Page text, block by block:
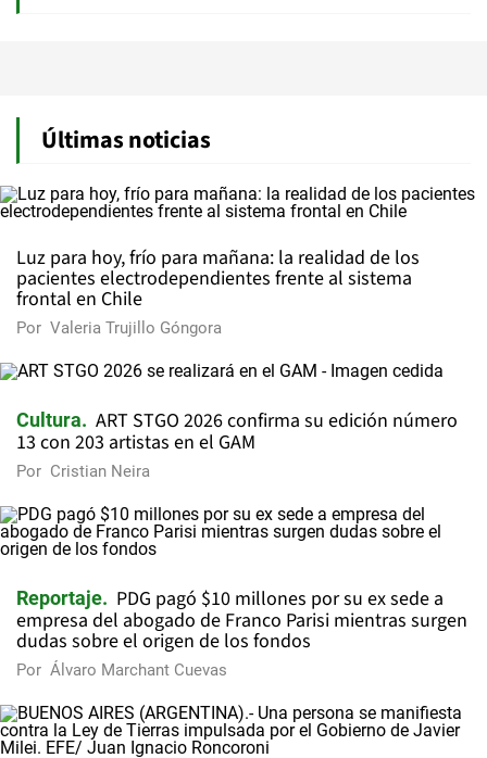
Últimas noticias
Luz para hoy, frío para mañana: la realidad de los
pacientes electrodependientes frente al sistema
frontal en Chile
Por Valeria Trujillo Góngora
Cultura
ART STGO 2026 confirma su edición número
13 con 203 artistas en el GAM
Por Cristian Neira
Reportaje
PDG pagó $10 millones por su ex sede a
empresa del abogado de Franco Parisi mientras surgen
dudas sobre el origen de los fondos
Por Álvaro Marchant Cuevas